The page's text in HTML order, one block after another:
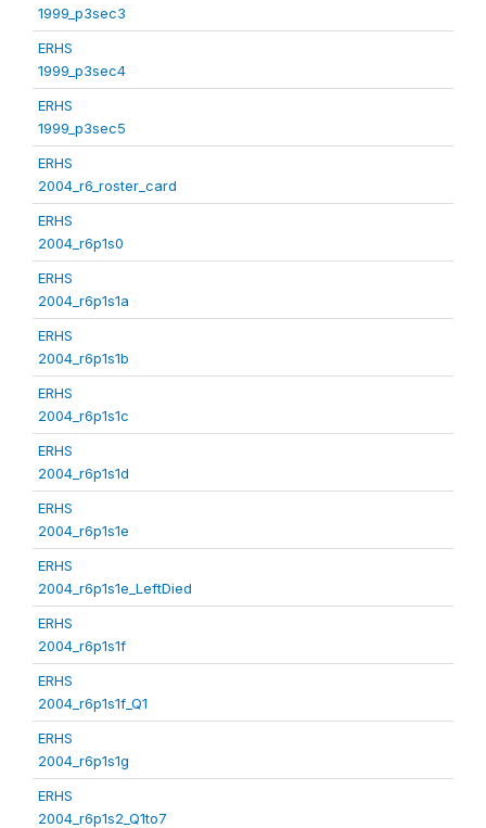
1999_p3sec3
ERHS
1999_p3sec4
ERHS
1999_p3sec5
ERHS
2004_r6_roster_card
ERHS
2004_r6p1s0
ERHS
2004_r6p1s1a
ERHS
2004_r6p1s1b
ERHS
2004_r6p1s1c
ERHS
2004_r6p1s1d
ERHS
2004_r6p1s1e
ERHS
2004_r6p1s1e_LeftDied
ERHS
2004_r6p1s1f
ERHS
2004_r6p1s1f_Q1
ERHS
2004_r6p1s1g
ERHS
2004_r6p1s2_Q1to7